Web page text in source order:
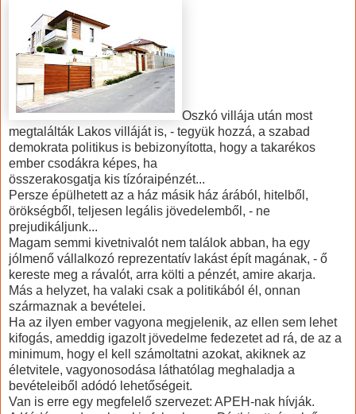
Oszkó villája után most
megtalálták Lakos villáját is, - tegyük hozzá, a szabad
demokrata politikus is bebizonyította, hogy a takarékos
ember csodákra képes, ha
összerakosgatja kis tízóraipénzét...
Persze épülhetett az a ház másik ház árából, hitelből,
örökségből, teljesen legális jövedelemből, - ne
prejudikáljunk...
Magam semmi kivetnivalót nem találok abban, ha egy
jólmenő vállalkozó reprezentatív lakást épít magának, - ő
kereste meg a rávalót, arra költi a pénzét, amire akarja.
Más a helyzet, ha valaki csak a politikából él, onnan
származnak a bevételei.
Ha az ilyen ember vagyona megjelenik, az ellen sem lehet
kifogás, ameddig igazolt jövedelme fedezetet ad rá, de az a
minimum, hogy el kell számoltatni azokat, akiknek az
életvitele, vagyonosodása láthatólag meghaladja a
bevételeiből adódó lehetőségeit.
Van is erre egy megfelelő szervezet: APEH-nak hívják.